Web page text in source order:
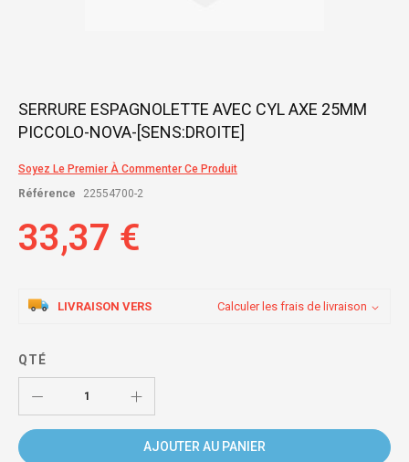
Skip
the
of
images
SERRURE ESPAGNOLETTE AVEC CYL AXE 25MM
PICCOLO-NOVA-[SENS:DROITE]
Soyez Le Premier À Commenter Ce Produit
Référence
22554700-2
33,37 €
LIVRAISON VERS Calculer les frais de livraison
QTÉ
AJOUTER AU PANIER